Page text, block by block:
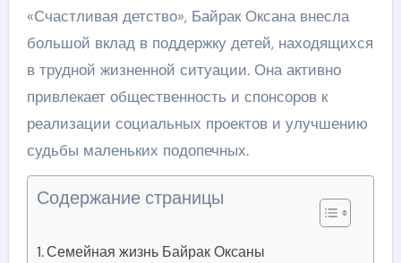
«Счастливая детство», Байрак Оксана внесла
большой вклад в поддержку детей, находящихся
в трудной жизненной ситуации. Она активно
привлекает общественность и спонсоров к
реализации социальных проектов и улучшению
судьбы маленьких подопечных.
Содержание страницы
Семейная жизнь Байрак Оксаны